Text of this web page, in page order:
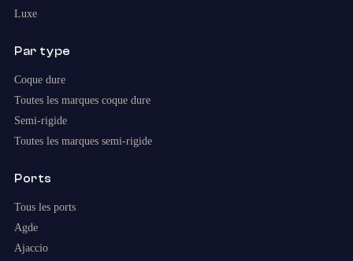
Luxe
Par type
Coque dure
Toutes les marques coque dure
Semi-rigide
Toutes les marques semi-rigide
Ports
Tous les ports
Agde
Ajaccio